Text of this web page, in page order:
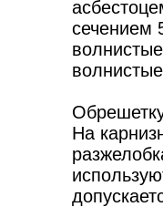
сечением
На